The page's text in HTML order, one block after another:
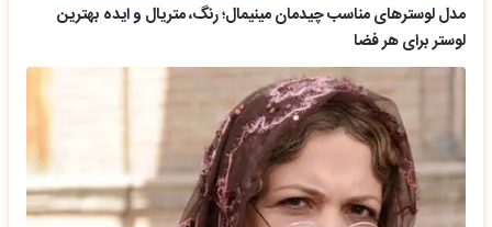
مدل لوسترهای مناسب چیدمان مینیمال؛ رنگ، متریال و ایده بهترین
لوستر برای هر فضا